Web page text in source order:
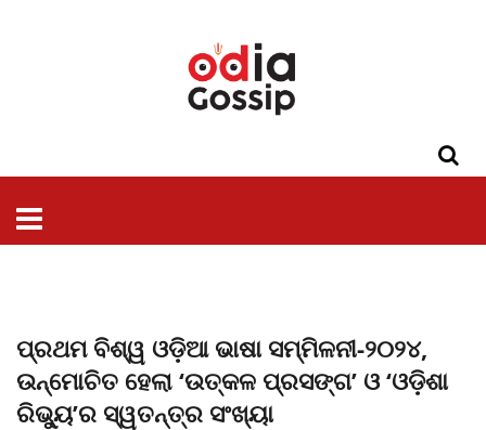
ପ୍ରଥମ ବିଶ୍ୱ ଓଡ଼ିଆ ଭାଷା ସମ୍ମିଳନୀ-୨୦୨୪,
ଉନ୍ମୋଚିତ ହେଲା ‘ଉତ୍କଳ ପ୍ରସଙ୍ଗ’ ଓ ‘ଓଡ଼ିଶା
ରିଭୁ୍ୟ’ର ସ୍ୱତନ୍ତ୍ର ସଂଖ୍ୟା